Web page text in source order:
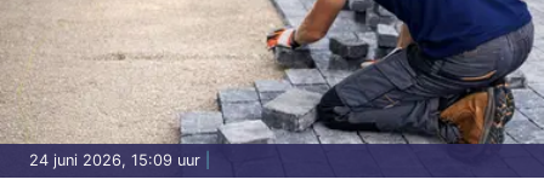
24 juni 2026, 15:09 uur